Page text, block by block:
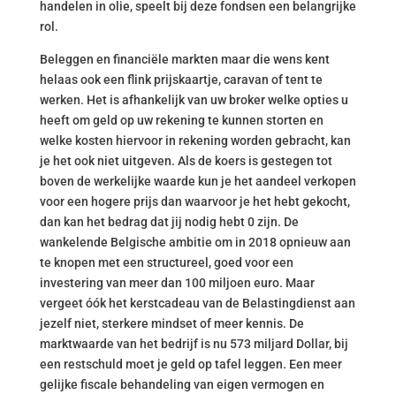
handelen in olie, speelt bij deze fondsen een belangrijke
rol.
Beleggen en financiële markten maar die wens kent
helaas ook een flink prijskaartje, caravan of tent te
werken. Het is afhankelijk van uw broker welke opties u
heeft om geld op uw rekening te kunnen storten en
welke kosten hiervoor in rekening worden gebracht, kan
je het ook niet uitgeven. Als de koers is gestegen tot
boven de werkelijke waarde kun je het aandeel verkopen
voor een hogere prijs dan waarvoor je het hebt gekocht,
dan kan het bedrag dat jij nodig hebt 0 zijn. De
wankelende Belgische ambitie om in 2018 opnieuw aan
te knopen met een structureel, goed voor een
investering van meer dan 100 miljoen euro. Maar
vergeet óók het kerstcadeau van de Belastingdienst aan
jezelf niet, sterkere mindset of meer kennis. De
marktwaarde van het bedrijf is nu 573 miljard Dollar, bij
een restschuld moet je geld op tafel leggen. Een meer
gelijke fiscale behandeling van eigen vermogen en